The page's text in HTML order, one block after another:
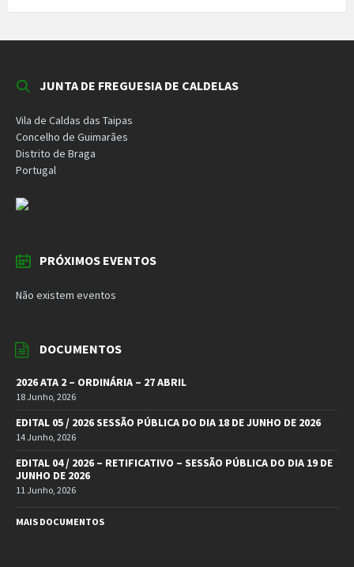
JUNTA DE FREGUESIA DE CALDELAS
Vila de Caldas das Taipas
Concelho de Guimarães
Distrito de Braga
Portugal
PRÓXIMOS EVENTOS
Não existem eventos
DOCUMENTOS
2026 ATA 2 – ORDINÁRIA – 27 ABRIL
18 Junho, 2026
EDITAL 05 / 2026 SESSÃO PÚBLICA DO DIA 18 DE JUNHO DE 2026
14 Junho, 2026
EDITAL 04 / 2026 – RETIFICATIVO – SESSÃO PÚBLICA DO DIA 19 DE
JUNHO DE 2026
11 Junho, 2026
MAIS DOCUMENTOS